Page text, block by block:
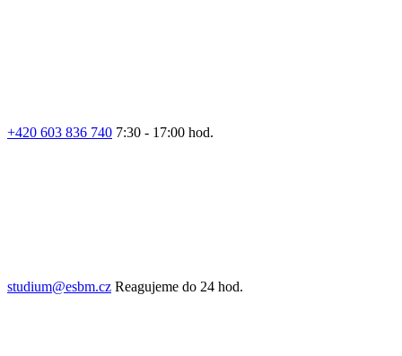
+420 603 836 740 7:30 - 17:00 hod.
studium@esbm.cz Reagujeme do 24 hod.